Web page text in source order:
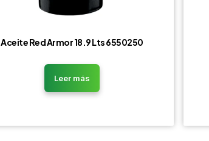
Aceite Red Armor 18.9 Lts 6550250
Leer más